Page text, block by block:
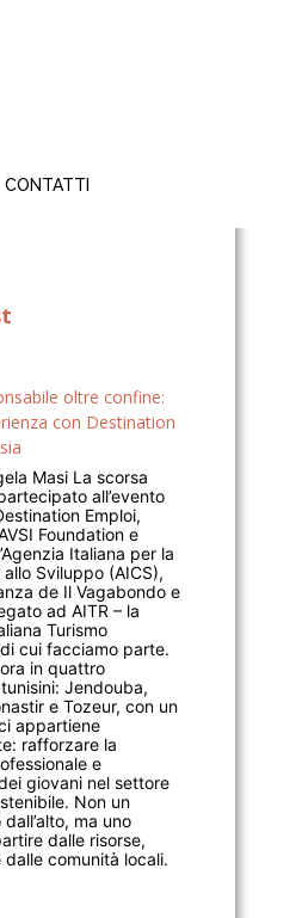
CONTATTI
oltre confine:
con Destination
Masi La scorsa
all’evento
Emploi,
Foundation e
Italiana per la
Sviluppo (AICS),
de Il Vagabondo e
ad AITR – la
Turismo
cui facciamo parte.
in quattro
Jendouba,
e Tozeur, con un
appartiene
rafforzare la
e
giovani nel settore
Non un
ma uno
dalle risorse,
comunità locali.